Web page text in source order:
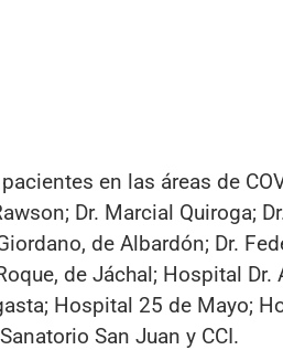
en las áreas de
Dr. Marcial Quiroga;
de Albardón; Dr.
de Jáchal; Hospital
Hospital 25 de Mayo;
San Juan y CCI.